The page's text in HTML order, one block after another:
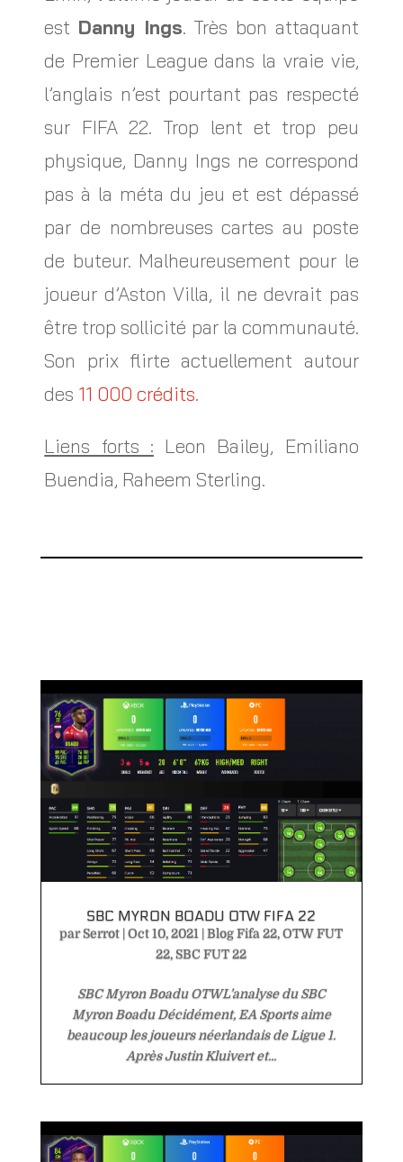
est Danny Ings. Très bon attaquant
de Premier League dans la vraie vie,
l’anglais n’est pourtant pas respecté
sur FIFA 22. Trop lent et trop peu
physique, Danny Ings ne correspond
pas à la méta du jeu et est dépassé
par de nombreuses cartes au poste
de buteur. Malheureusement pour le
joueur d’Aston Villa, il ne devrait pas
être trop sollicité par la communauté.
Son prix flirte actuellement autour
des 11 000 crédits.
Liens forts : Leon Bailey, Emiliano
Buendia, Raheem Sterling.
SBC MYRON BOADU OTW FIFA 22
parSerrot |Oct 10, 2021 |Blog Fifa 22,OTW FUT
22,SBC FUT 22
SBC Myron Boadu OTWL’analyse du SBC
Myron Boadu Décidément, EA Sports aime
beaucoup les joueurs néerlandais de Ligue 1.
Après Justin Kluivert et...